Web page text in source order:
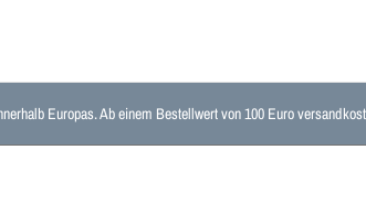
Europas. Ab einem Bestellwert von 100 Euro